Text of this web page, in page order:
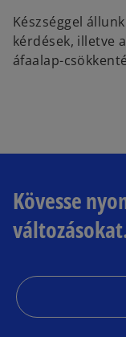
Készséggel
kérdések, illetve
áfaalap-
Kövesse